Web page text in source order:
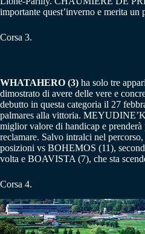
importante quest’inverno e merita un
Corsa 3.
WHATAHERO (3) ha solo tre
dimostrato di avere delle vere e
debutto in questa categoria il 27
palmares alla vittoria.
miglior valore di handicap e prenderà
reclamare. Salvo intralci nel
posizioni vs BOHEMOS (11),
volta e BOAVISTA (7), che sta
Corsa 4.